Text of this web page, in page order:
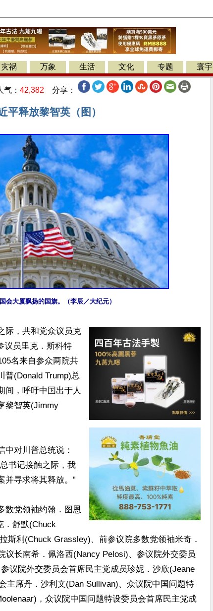
灾祸 万象 生活 文化 专题 寰宇
气： 42,382 分享：
平释放黎智英（图）
会大厦飘扬的国旗。（李辰／大纪元）
际，共和党众议员克
议员里克．斯科特
名来自参众两院共
普(Donald Trump)总
间，呼吁中国出于人
黎智英(Jimmy
中对川普总统说：
书记接触之际，我
并寻求将其释放。”
数党领袖约翰．图恩
．舒默(Chuck
斯利(Chuck Grassley)、前参议院多数党领袖米奇．
议长南希．佩洛西(Nancy Pelosi)、参议院外交委员
议院外交委员会首席民主党成员珍妮．沙欣(Jeane
主席丹．沙利文(Dan Sullivan)、众议院中国问题特
，众议院中国问题特设委员会首席民主党成